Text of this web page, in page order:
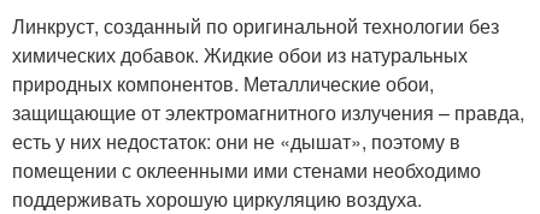
Линкруст, созданный по оригинальной технологии без
химических добавок. Жидкие обои из натуральных
природных компонентов. Металлические обои,
защищающие от электромагнитного излучения – правда,
есть у них недостаток: они не «дышат», поэтому в
помещении с оклеенными ими стенами необходимо
поддерживать хорошую циркуляцию воздуха.